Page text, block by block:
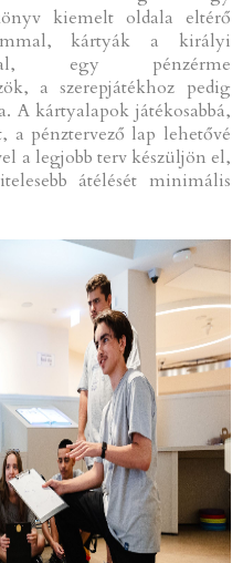
kiemelt oldala eltérő
kártyák a királyi
egy pénzérme
a szerepjátékhoz pedig
A kártyalapok játékosabbá,
a pénztervező lap lehetővé
a legjobb terv készüljön el,
átélését minimális